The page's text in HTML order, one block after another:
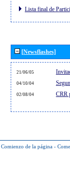
Lista final de
[Newsflashes]
21/06/05
04/10/04
02/08/04 CRR
Comienzo de la página -